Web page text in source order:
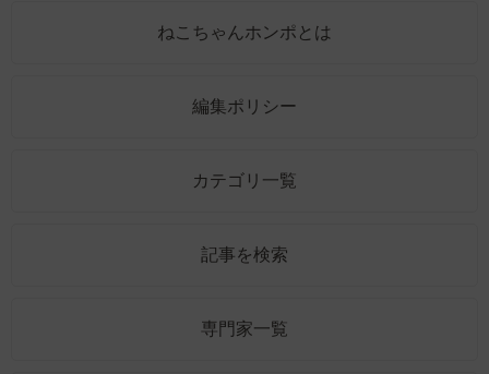
ねこちゃんホンポとは
編集ポリシー
カテゴリ一覧
記事を検索
専門家一覧